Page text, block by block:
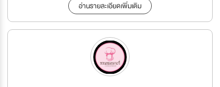
อ่านรายละเอียดเพิ่มเติม